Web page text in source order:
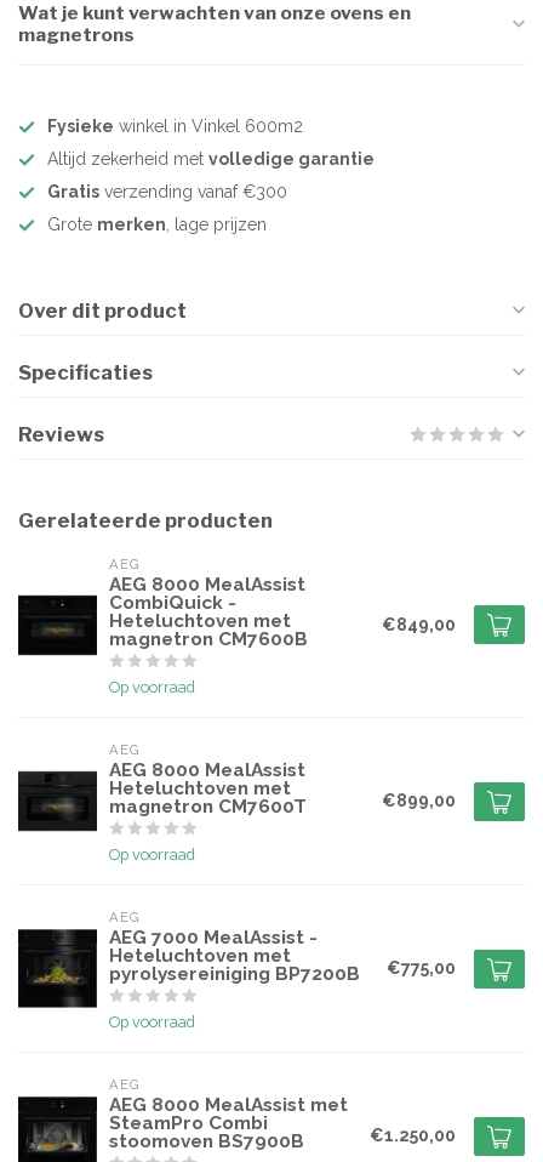
Wat je kunt verwachten van onze ovens en
magnetrons
Fysieke winkel in Vinkel 600m2
Altijd zekerheid met volledige garantie
Gratis verzending vanaf €300
Grote merken, lage prijzen
Over dit product
Specificaties
Reviews
Gerelateerde producten
AEG
AEG 8000 MealAssist
CombiQuick -
Heteluchtoven met
magnetron CM7600B
Op voorraad
€849,00
AEG
AEG 8000 MealAssist
Heteluchtoven met
magnetron CM7600T
Op voorraad
€899,00
AEG
AEG 7000 MealAssist -
Heteluchtoven met
pyrolysereiniging BP7200B
Op voorraad
€775,00
AEG
AEG 8000 MealAssist met
SteamPro Combi
stoomoven BS7900B
€1.250,00